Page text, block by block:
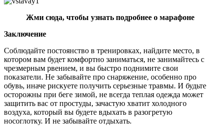
Жми сюда, чтобы узнать подробнее о марафоне
Заключение
Соблюдайте постоянство в тренировках, найдите место, в
котором вам будет комфортно заниматься, не занимайтесь с
чрезмерным рвением, и вы быстро поднимите свои
показатели. Не забывайте про снаряжение, особенно про
обувь, иначе рискуете получить серьезные травмы. И будьте
осторожны при беге зимой, не всегда теплая одежда может
защитить вас от простуды, зачастую хватит холодного
воздуха, который вы будете вдыхать в разогретую
носоглотку. И не забывайте отдыхать.